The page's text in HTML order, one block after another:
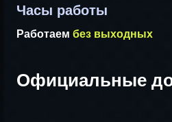
Часы работы
Работаем без выходных
Официальные